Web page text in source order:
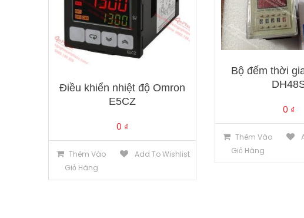
Điều khiển nhiệt độ Omron
E5CZ
0 ₫
Thêm Vào
Giỏ Hàng
Add To Wishlist
Bộ đếm thời
0 ₫
Thêm Vào
Giỏ Hàng